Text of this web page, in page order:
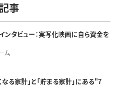
事
ンタビュー：実写化映画に自ら資金を
ム
なる家計」と「貯まる家計」にある"7